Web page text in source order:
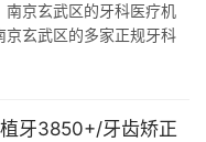
南京玄武区的牙科医疗机
玄武区的多家正规牙科
牙3850+/牙齿矫正